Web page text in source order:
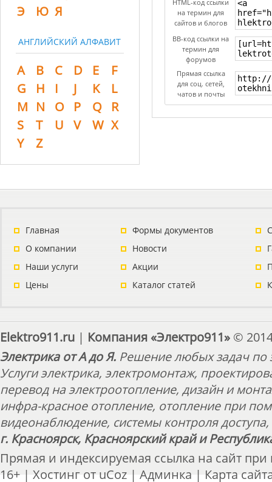
Э
Ю Я
АНГЛИЙСКИЙ АЛФАВИТ
A B C D E
F
G
H I J K
L
M N O P Q
R
S
T U V W X
Y
Z
HTML-код ссылки
на термин для
сайтов и блогов
BB-код ссылки на
термин для
форумов
Прямая ссылка
для соц. сетей,
чатов и почты
Главная
О компании
Наши услуги
Цены
Формы документов
Новости
Акции
Каталог статей
Elektro911.ru | Компания «Электро911» ©
Электрика от А до Я. Решение любых задач по
Услуги электрика, электромонтаж,
перевод на электроотопление, дизайн и
инфра-красное отопление, отопление при
видеонаблюдение, системы контроля
г. Красноярск, Красноярский край и
Прямая и индексируемая ссылка на сайт
16+ | Хостинг от uCoz | Админка | Карта